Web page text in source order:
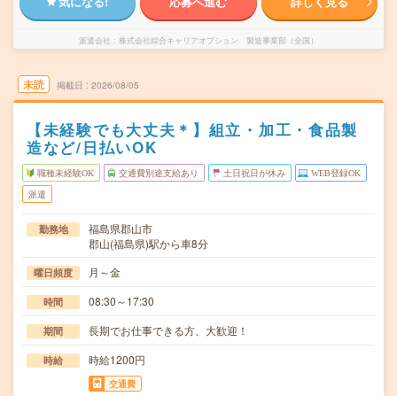
派遣会社 株式会社綜合キャリアオプション 製造事業部（全国）
未読 掲載日 2026/08/05
【未経験でも大丈夫＊】組立・加工・食品製
造など/日払いOK
職種未経験OK 交通費別途支給あり 土日祝日が休み WEB登録OK
派遣
勤務地
福島県郡山市
郡山(福島県)駅から車8分
曜日頻度 月～金
時間 08:30～17:30
期間 長期でお仕事できる方、大歓迎！
時給 時給1200円
交通費